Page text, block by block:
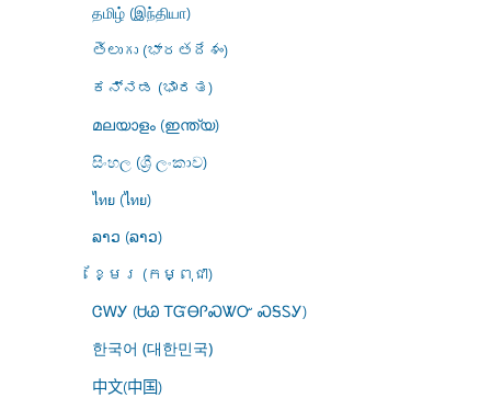
தமிழ் (இந்தியா)
తెలుగు (భారతదేశం)
ಕನ್ನಡ (ಭಾರತ)
മലയാളം (ഇന്ത്യ)
සිංහල (ශ්‍රී ලංකාව)
ไทย (ไทย)
ລາວ (ລາວ)
ខ្មែរ (កម្ពុជា)
ᏣᎳᎩ (ᏌᏊ ᎢᏳᎾᎵᏍᏔᏅ ᏍᎦᏚᎩ)
한국어 (대한민국)
中文(中国)